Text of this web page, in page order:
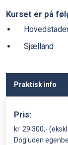
Kurset er på
Sjælland
Praktisk info
Pris:
kr. 29.300,-
Dog uden